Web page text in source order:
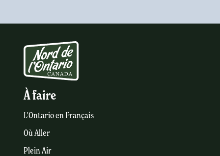
À faire
L'Ontario en Français
Où Aller
Plein Air